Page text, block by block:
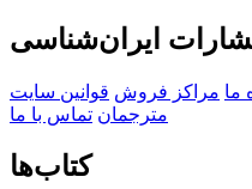
ایران‌شناسی
ما مراکز فروش قوانین سایت
مترجمان تماس با ما
کتاب‌ها